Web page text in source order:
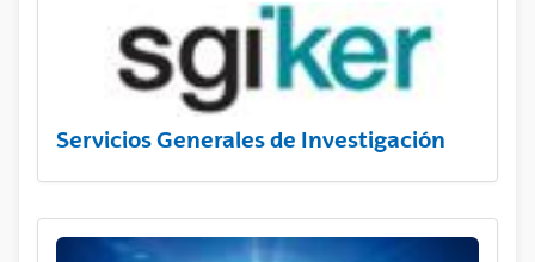
Servicios Generales de Investigación